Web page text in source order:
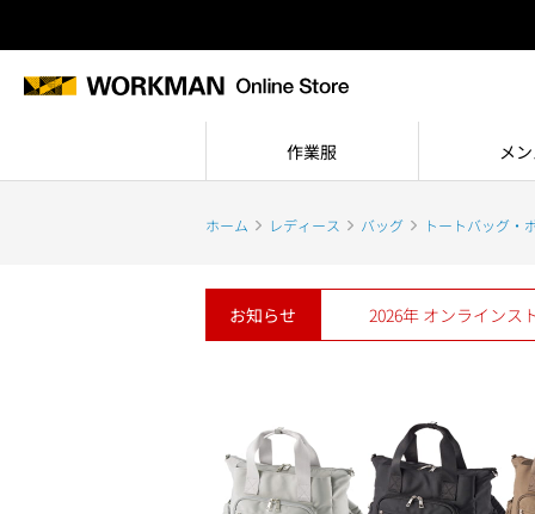
作業服 メ
ホーム レディース バッグ トートバッグ・
お知らせ 2026年 オンラインス